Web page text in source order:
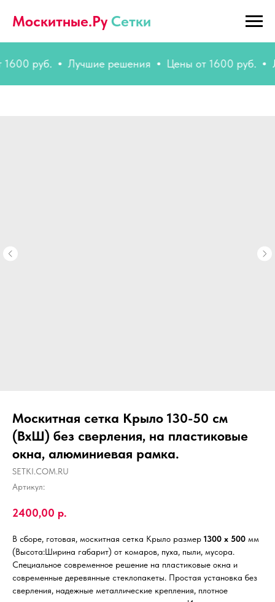
Москитные.Ру Сетки
Лучшие решения Цены от 1600 руб.
Москитная сетка Крыло 130-50 см
(ВхШ) без сверления, на пластиковые
окна, алюминиевая рамка.
SETKI.COM.RU
Артикул:
2400,00 р.
В сборе, готовая, москитная сетка Крыло размер 1300 х 500 мм
(Высота:Ширина габарит) от комаров, пуха, пыли, мусора.
Специальное современное решение на пластиковые окна и
современные деревянные стеклопакеты. Простая установка без
сверления, надежные металлические крепления, плотное